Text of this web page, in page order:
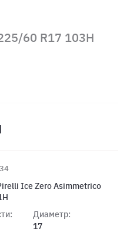
60 R17 103H
Ice Zero Asimmetrico
Диаметр:
17